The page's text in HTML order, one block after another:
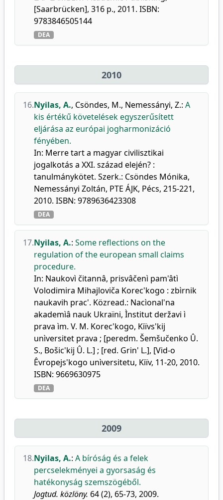
[Saarbrücken], 316 p., 2011. ISBN:
9783846505144
DEA
2010
16.Nyilas, A., Csöndes, M., Nemessányi, Z.: A
kis értékű követelések egyszerűsített
eljárása az európai jogharmonizáció
fényében.
In: Merre tart a magyar civilisztikai
jogalkotás a XXI. század elején? :
tanulmánykötet. Szerk.: Csöndes Mónika,
Nemessányi Zoltán, PTE ÁJK, Pécs, 215-221,
2010. ISBN: 9789636423308
DEA
17.Nyilas, A.: Some reflections on the
regulation of the european small claims
procedure.
In: Naukovì čitannâ, prisvâčenì pam'âtì
Volodimira Mihajloviča Korec'kogo : zbìrnik
naukavih prac'. Közread.: Nacìonal'na
akademìâ nauk Ukraïni, Ìnstitut deržavi ì
prava ìm. V. M. Korec'kogo, Kiïvs'kij
unìversitet prava ; [peredm. Šemšučenko Û.
S., Bošic'kij Û. L.] ; [red. Grin' L.], [Vid-o
Êvropejs'kogo unìversitetu, Kiïv, 11-20, 2010.
ISBN: 9669630975
DEA
2009
18.Nyilas, A.: A bíróság és a felek
percselekményei a gyorsaság és
hatékonyság szemszögéből.
Jogtud. közlöny. 64 (2), 65-73, 2009.